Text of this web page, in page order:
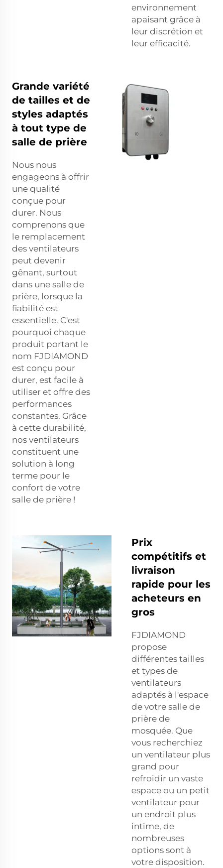
environnement
apaisant grâce à
leur discrétion et
leur efficacité.
Grande variété
de tailles et de
styles adaptés
à tout type de
salle de prière
Nous nous
engageons à offrir
une qualité
conçue pour
durer. Nous
comprenons que
le remplacement
des ventilateurs
peut devenir
gênant, surtout
dans une salle de
prière, lorsque la
fiabilité est
essentielle. C'est
pourquoi chaque
produit portant le
nom FJDIAMOND
est conçu pour
durer, est facile à
utiliser et offre des
performances
constantes. Grâce
à cette durabilité,
nos ventilateurs
constituent une
solution à long
terme pour le
confort de votre
salle de prière !
Prix
compétitifs et
livraison
rapide pour les
acheteurs en
gros
FJDIAMOND
propose
différentes tailles
et types de
ventilateurs
adaptés à l'espace
de votre salle de
prière de
mosquée. Que
vous recherchiez
un ventilateur plus
grand pour
refroidir un vaste
espace ou un petit
ventilateur pour
un endroit plus
intime, de
nombreuses
options sont à
votre disposition.